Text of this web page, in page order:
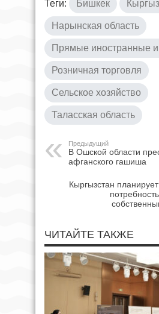
Теги: Бишкек
Нарынская область
Прямые иностранные
Розничная торговля
Сельское хозяйство
Таласская область
Предыдущий
В Ошской области
афганского гашиша
Кыргызстан
ЧИТАЙТЕ ТАКЖЕ